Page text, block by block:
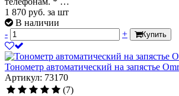
1 870 руб. за шт
В наличии
-
+ Купить
Тонометр автоматический на запястье
Артикул: 73170
(7)